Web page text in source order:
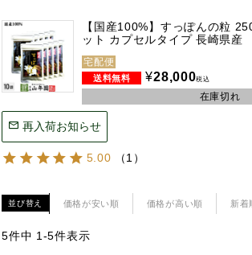
【国産100%】すっぽんの粒
ット カプセルタイプ 長崎県産
宅配便
¥28,000税込
在庫切れ
再入荷お知らせ
5.00 （1 ）
並び替え 価格が安い順 価格が高い順 新着
5件中 1 -5件表示